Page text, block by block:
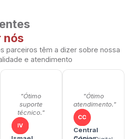
nós
parceiros têm a dizer sobre nossa
e atendimento
"Ótimo
suporte
técnico."
"Ótimo
atendimento."
Central